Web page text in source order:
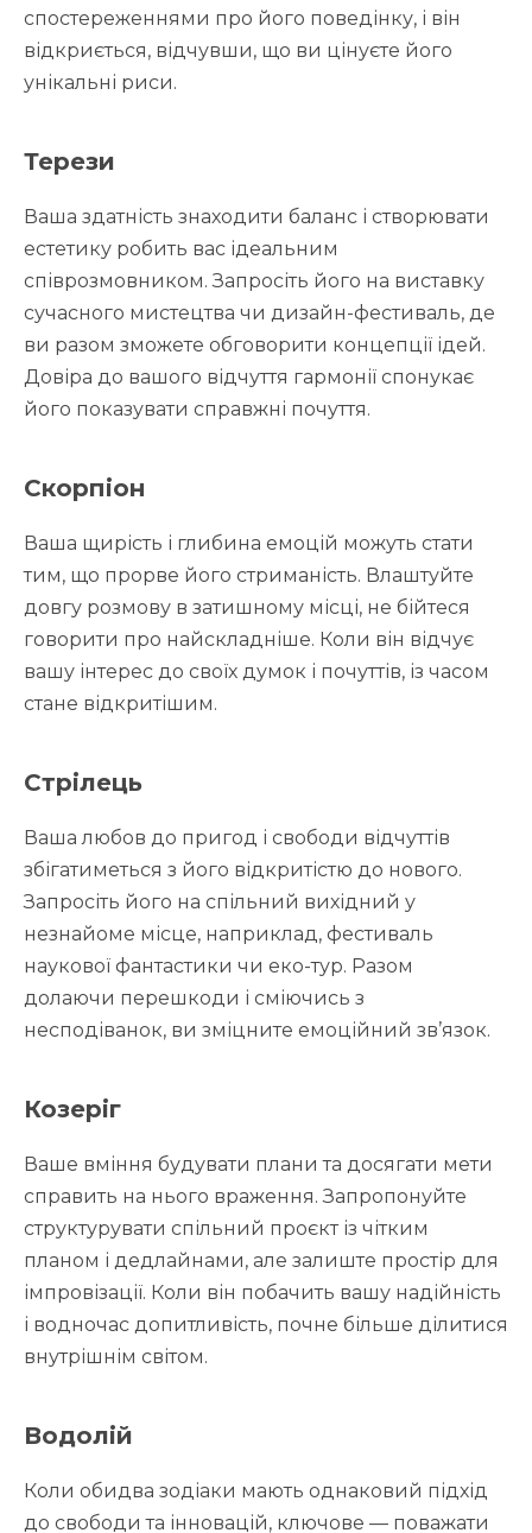
спостереженнями про його поведінку, і він
відкриється, відчувши, що ви цінуєте його
унікальні риси.
Терези
Ваша здатність знаходити баланс і створювати
естетику робить вас ідеальним
співрозмовником. Запросіть його на виставку
сучасного мистецтва чи дизайн-фестиваль, де
ви разом зможете обговорити концепції ідей.
Довіра до вашого відчуття гармонії спонукає
його показувати справжні почуття.
Скорпіон
Ваша щирість і глибина емоцій можуть стати
тим, що прорве його стриманість. Влаштуйте
довгу розмову в затишному місці, не бійтеся
говорити про найскладніше. Коли він відчує
вашу інтерес до своїх думок і почуттів, із часом
стане відкритішим.
Стрілець
Ваша любов до пригод і свободи відчуттів
збігатиметься з його відкритістю до нового.
Запросіть його на спільний вихідний у
незнайоме місце, наприклад, фестиваль
наукової фантастики чи еко-тур. Разом
долаючи перешкоди і сміючись з
несподіванок, ви зміцните емоційний зв’язок.
Козеріг
Ваше вміння будувати плани та досягати мети
справить на нього враження. Запропонуйте
структурувати спільний проєкт із чітким
планом і дедлайнами, але залиште простір для
імпровізації. Коли він побачить вашу надійність
і водночас допитливість, почне більше ділитися
внутрішнім світом.
Водолій
Коли обидва зодіаки мають однаковий підхід
до свободи та інновацій, ключове — поважати